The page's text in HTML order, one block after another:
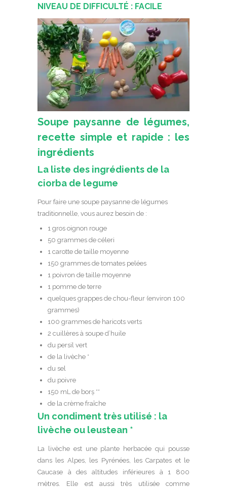
NIVEAU DE DIFFICULTÉ : FACILE
Soupe paysanne de légumes,
recette simple et rapide : les
ingrédients
La liste des ingrédients de la
ciorba de legume
Pour faire une soupe paysanne de légumes
traditionnelle, vous aurez besoin de :
1 gros oignon rouge
50 grammes de céleri
1 carotte de taille moyenne
150 grammes de tomates pelées
1 poivron de taille moyenne
1 pomme de terre
quelques grappes de chou-fleur (environ 100
grammes)
100 grammes de haricots verts
2 cuillères à soupe d’huile
du persil vert
de la livèche *
du sel
du poivre
150 mL de borș **
de la crème fraîche
Un condiment très utilisé : la
livèche ou leustean *
La livèche est une plante herbacée qui pousse
dans les Alpes, les Pyrénées, les Carpates et le
Caucase à des altitudes inférieures à 1 800
mètres. Elle est aussi très utilisée comme